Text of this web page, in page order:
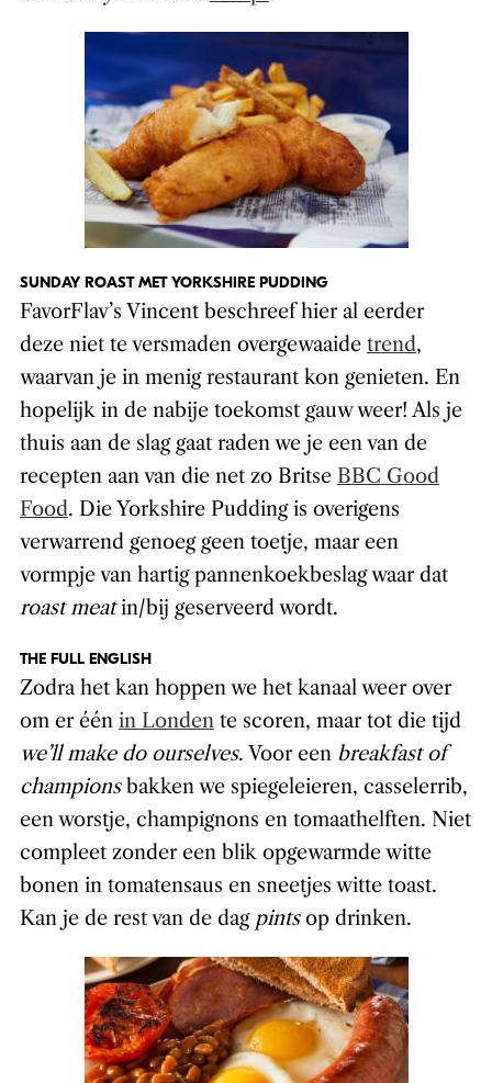
SUNDAY ROAST MET YORKSHIRE PUDDING
FavorFlav’s Vincent beschreef hier al eerder
deze niet te versmaden overgewaaide trend,
waarvan je in menig restaurant kon genieten. En
hopelijk in de nabije toekomst gauw weer! Als je
thuis aan de slag gaat raden we je een van de
recepten aan van die net zo Britse BBC Good
Food. Die Yorkshire Pudding is overigens
verwarrend genoeg geen toetje, maar een
vormpje van hartig pannenkoekbeslag waar dat
roast meatin/bij geserveerd wordt.
THE FULL ENGLISH
Zodra het kan hoppen we het kanaal weer over
om er één in Londente scoren, maar tot die tijd
we’ll make do ourselves. Voor een breakfast of
championsbakken we spiegeleieren, casselerrib,
een worstje, champignons en tomaathelften. Niet
compleet zonder een blik opgewarmde witte
bonen in tomatensaus en sneetjes witte toast.
Kan je de rest van de dag pintsop drinken.